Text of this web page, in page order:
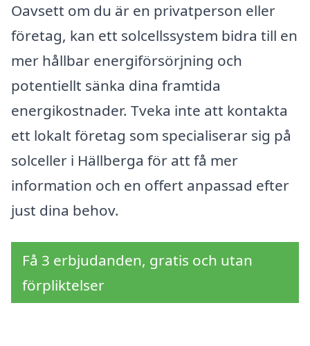
Oavsett om du är en privatperson eller
företag, kan ett solcellssystem bidra till en
mer hållbar energiförsörjning och
potentiellt sänka dina framtida
energikostnader. Tveka inte att kontakta
ett lokalt företag som specialiserar sig på
solceller i Hällberga för att få mer
information och en offert anpassad efter
just dina behov.
Få 3 erbjudanden, gratis och utan
förpliktelser